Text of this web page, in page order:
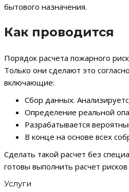
бытового назначения.
Как проводится
Порядок расчета пожарного
Только они сделают это
включающие:
Сбор данных.
Определение реальной
Разрабатывается
В конце на основе всех
Сделать такой расчет без
готовы выполнить расчет
Услуги